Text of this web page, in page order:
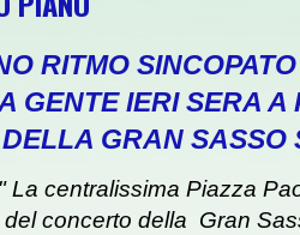
RITMO
GENTE IERI SERA A
GRAN SASSO
La centralissima Piazza
concerto della Gran